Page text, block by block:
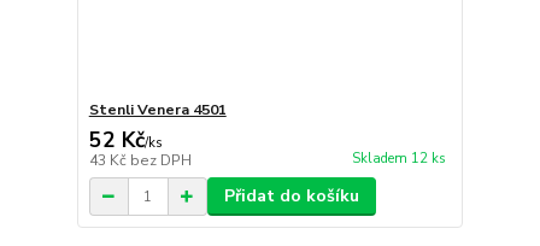
Stenli Venera 4501
52 Kč/ks
43 Kč bez DPH Skladem 12 ks
Přidat do košíku